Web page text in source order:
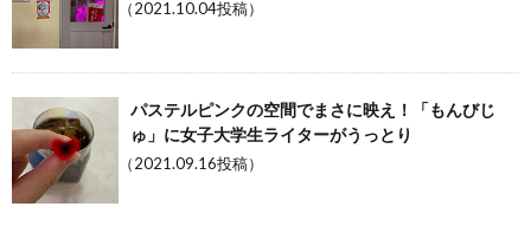
（2021.10.04投稿）
パステルピンクの空間でまさに映え！「もんびじ
ゅ」に女子大学生ライターがうっとり
（2021.09.16投稿）